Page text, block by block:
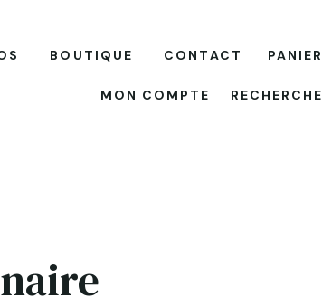
BOUTIQUE CONTACT PANIER
MON COMPTE RECHERCHE